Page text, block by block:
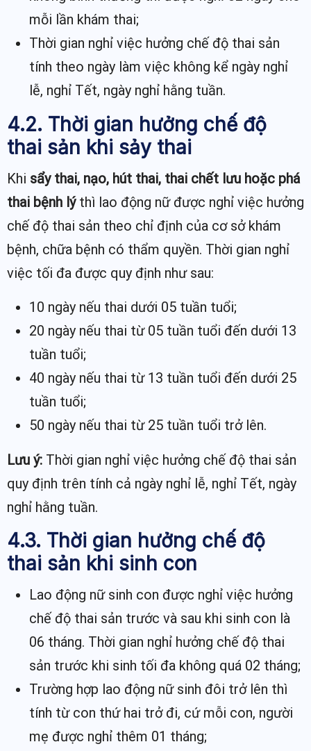
mỗi lần khám thai;
Thời gian nghỉ việc hưởng chế độ thai sản
tính theo ngày làm việc không kể ngày nghỉ
lễ, nghỉ Tết, ngày nghỉ hằng tuần.
4.2. Thời gian hưởng chế độ
thai sản khi sảy thai
Khi sẩy thai, nạo, hút thai, thai chết lưu hoặc phá
thai bệnh lýthì lao động nữ được nghỉ việc hưởng
chế độ thai sản theo chỉ định của cơ sở khám
bệnh, chữa bệnh có thẩm quyền. Thời gian nghỉ
việc tối đa được quy định như sau:
10 ngày nếu thai dưới 05 tuần tuổi;
20 ngày nếu thai từ 05 tuần tuổi đến dưới 13
tuần tuổi;
40 ngày nếu thai từ 13 tuần tuổi đến dưới 25
tuần tuổi;
50 ngày nếu thai từ 25 tuần tuổi trở lên.
Lưu ý: Thời gian nghỉ việc hưởng chế độ thai sản
quy định trên tính cả ngày nghỉ lễ, nghỉ Tết, ngày
nghỉ hằng tuần.
4.3. Thời gian hưởng chế độ
thai sản khi sinh con
Lao động nữ sinh con được nghỉ việc hưởng
chế độ thai sản trước và sau khi sinh con là
06 tháng. Thời gian nghỉ hưởng chế độ thai
sản trước khi sinh tối đa không quá 02 tháng;
Trường hợp lao động nữ sinh đôi trở lên thì
tính từ con thứ hai trở đi, cứ mỗi con, người
mẹ được nghỉ thêm 01 tháng;